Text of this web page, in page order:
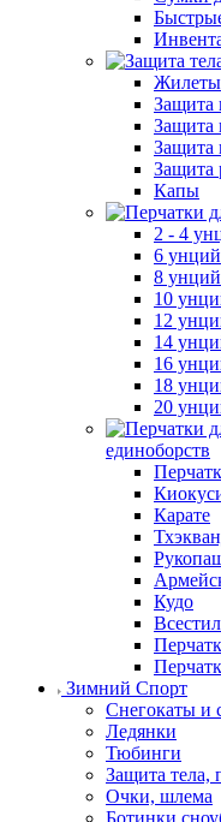
Жилеты
Защита
Защита
Защита
Защита
Капы
2 - 4
6 унций
8 унций
10
12
14
16
18
20
единоборств
Карате
Кудо
Зимний Спорт
Снегокаты и
Ледянки
Тюбинги
Защита тела,
Очки, шлема
Ботинки